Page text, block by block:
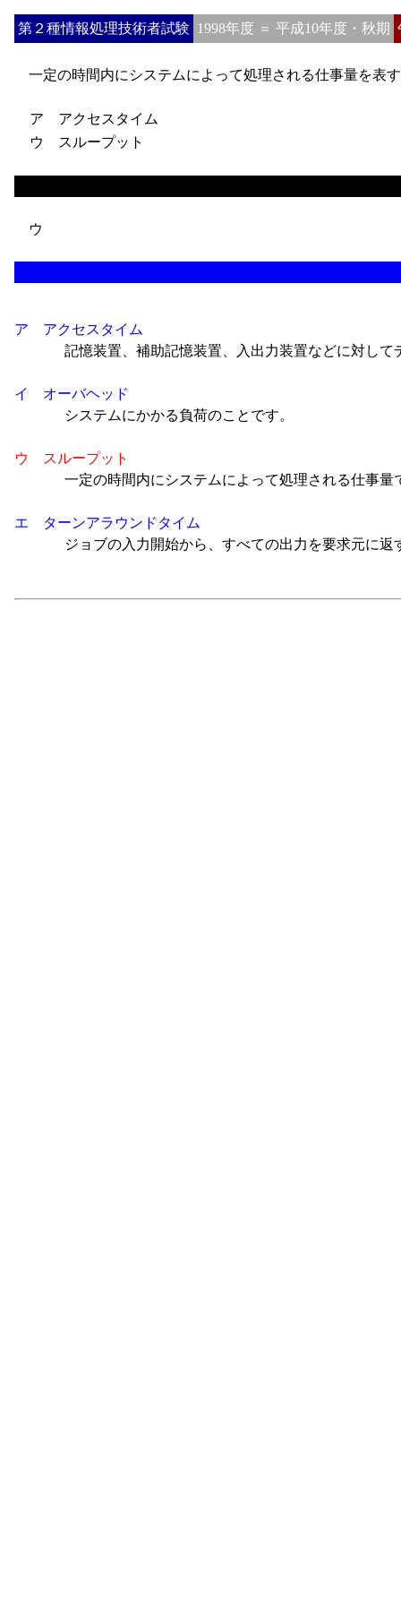
第２種情報処理技術者試験 1998年度 ＝ 平成10年度・秋期
一定の時間内にシステムによって処理される仕事量を表
ア アクセスタイム
ウ スループット
ウ
ア アクセスタイム
記憶装置、補助記憶装置、入出力装置などに対して
イ オーバヘッド
システムにかかる負荷のことです。
ウ スループット
一定の時間内にシステムによって処理される仕事量
エ ターンアラウンドタイム
ジョブの入力開始から、すべての出力を要求元に返